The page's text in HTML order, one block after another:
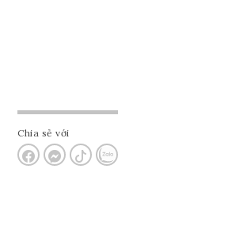
Chia sẻ với